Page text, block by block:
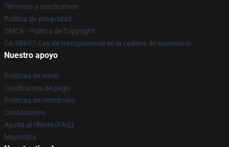
Términos y condiciones
Política de privacidad
DMCA - Política de Copyright
CA SB657: Ley de transparencia en la cadena de suministro
Nuestro apoyo
Políticas de envío
Condiciones de pago
Políticas de reembolso
Contáctenos
Ayuda al cliente (FAQ)
Mayorista